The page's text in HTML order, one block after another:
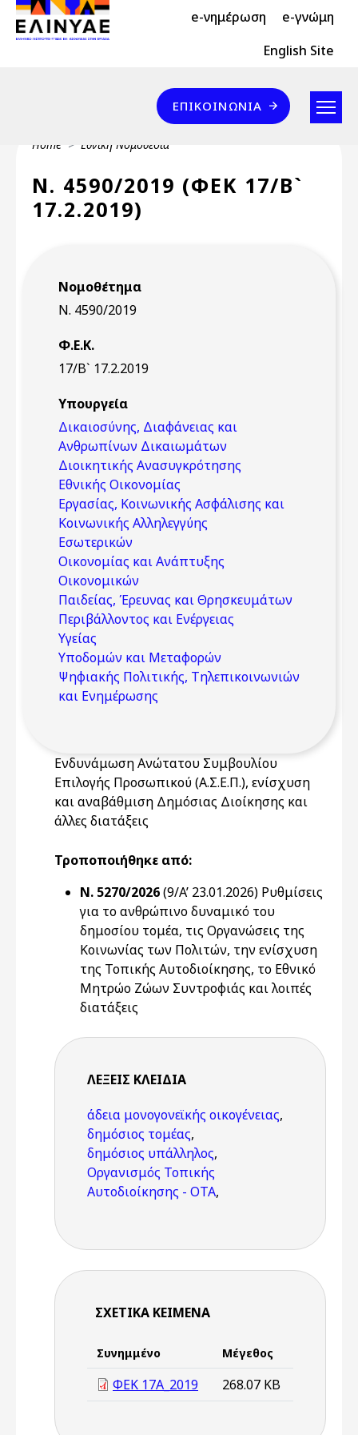
Skip to main content
Header Top 2 e-νημέρωση e-γνώμη
Header Top English Site
Επικοινωνία
ΕΠΙΚΟΙΝΩΝΊΑ
Breadcrumb
Home Εθνική Νομοθεσία
Ν. 4590/2019 (ΦΕΚ 17/Β`
17.2.2019)
Νομοθέτημα
Ν. 4590/2019
Φ.Ε.Κ.
17/Β` 17.2.2019
Υπουργεία
Δικαιοσύνης, Διαφάνειας και
Ανθρωπίνων Δικαιωμάτων
Διοικητικής Ανασυγκρότησης
Εθνικής Οικονομίας
Εργασίας, Κοινωνικής Ασφάλισης και
Κοινωνικής Αλληλεγγύης
Εσωτερικών
Οικονομίας και Ανάπτυξης
Οικονομικών
Παιδείας, Έρευνας και Θρησκευμάτων
Περιβάλλοντος και Ενέργειας
Υγείας
Υποδομών και Μεταφορών
Ψηφιακής Πολιτικής, Τηλεπικοινωνιών
και Ενημέρωσης
Ενδυνάμωση Ανώτατου Συμβουλίου
Επιλογής Προσωπικού (Α.Σ.Ε.Π.), ενίσχυση
και αναβάθμιση Δημόσιας Διοίκησης και
άλλες διατάξεις
Τροποποιήθηκε από:
Ν. 5270/2026(9/A’ 23.01.2026) Ρυθμίσεις
για το ανθρώπινο δυναμικό του
δημοσίου τομέα, τις Οργανώσεις της
Κοινωνίας των Πολιτών, την ενίσχυση
της Τοπικής Αυτοδιοίκησης, το Εθνικό
Μητρώο Ζώων Συντροφιάς και λοιπές
διατάξεις
ΛΈΞΕΙΣ KΛΕΙΔΙΆ
άδεια μονογονεϊκής οικογένειας,
δημόσιος τομέας,
δημόσιος υπάλληλος,
Οργανισμός Τοπικής
Αυτοδιοίκησης - ΟΤΑ,
ΣΧΕΤΙΚΆ ΚΕΊΜΕΝΑ
Συνημμένο Μέγεθος
ΦΕΚ 17Α_2019 268.07 KB